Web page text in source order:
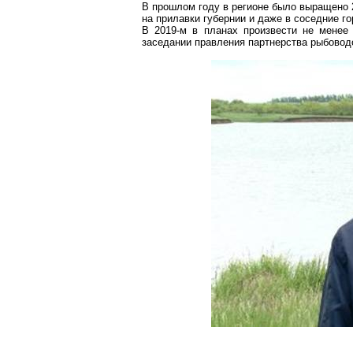
В прошлом году в регионе было выращено
на прилавки губернии и даже в соседние
В 2019-м в планах произвести не
заседании правления партнерства